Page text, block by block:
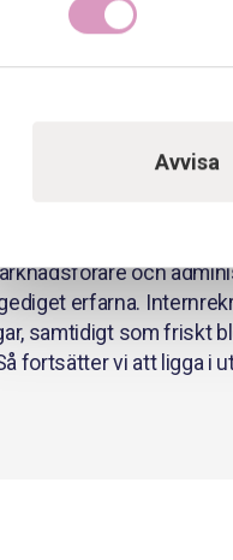
Avvisa
till nya
i den
vi alltid har plats för nya
det rätta drivet och
för ett stort antal
konstruktörer,
och
erfarna.
samtidigt som friskt
fortsätter vi att ligga i